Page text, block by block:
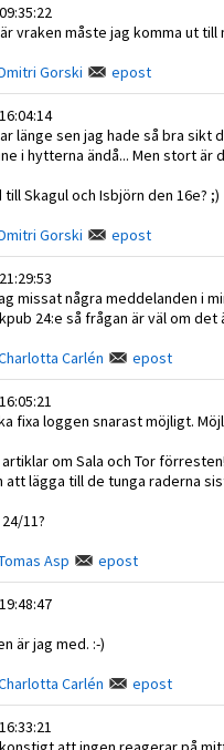
vraken måste jag komma ut till
Gorski epost
länge sen jag hade så bra sikt
i hytterna ändå... Men stort är
till Skagul och Isbjörn den 16e? ;)
Gorski epost
missat några meddelanden i
24:e så frågan är väl om
Carlén epost
fixa loggen snarast möjligt.
om Sala och Tor
att lägga till de tunga raderna
11?
Asp epost
är jag med. :-)
Carlén epost